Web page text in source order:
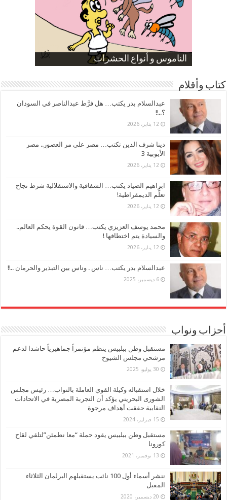
الناموس و أنواع الحشرات
الموظفين بعد ارتفاع الأسعار
ارتفاع نسبة الطلاق في مصر
صورة كاركاتيرية
صورة كاركاتيرية
كتاب وأقلام
عبدالسلام بدر يكتب… هل فرَّط عبدالناصر في السودان
؟..!!
12 يناير، 2026
دينا شرف الدين تكتب… مصر على مر العصور.. مصر
الأيوبية 3
12 يناير، 2026
ابراهيم الصياد يكتب… الشفافية والاستقلالية شرط نجاح
تعلُّم الديمقراطية!
12 يناير، 2026
محمد يوسف العزيزي يكتب… قانون القوة يحكم العالم..
والسيادة يتم اختطافها !
12 يناير، 2026
عبدالسلام بدر يكتب… ناس . وناس بين التبذير والحرمان ..!!
6 ديسمبر، 2025
أحزاب ونواب
مستقبل وطن ببلبيس ينظم مؤتمراً جماهيرياً حاشدا لدعم
مرشحي مجلس الشيوخ
30 يوليو، 2025
خلال استقباله وكيلة القوي العاملة بالنواب… رئيس مجلس
الشورى البحريني يؤكد أن التجربة المصرية في الاتحادات
النقابية حققت أهداف مرجوة
15 فبراير، 2024
مستقبل وطن ببلبيس يقود حملة “معا نطمئن”لتلقي لقاح
كورونا
13 نوفمبر، 2021
ننشر أسماء أول 100 نائب يستقبلهم البرلمان الثلاثاء
المقبل
20 ديسمبر، 2020